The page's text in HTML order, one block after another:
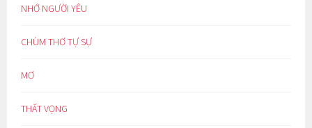
NHỚ NGƯỜI YÊU
CHÙM THƠ TỰ SỰ
MƠ
THẤT VỌNG